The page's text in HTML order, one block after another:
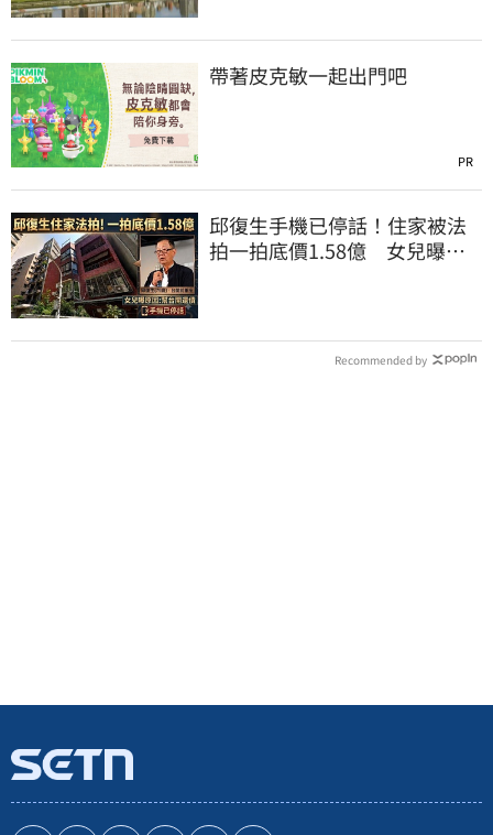
帶著皮克敏一起出門吧
PR
邱復生手機已停話！住家被法
拍一拍底價1.58億 女兒曝原
Recommended by